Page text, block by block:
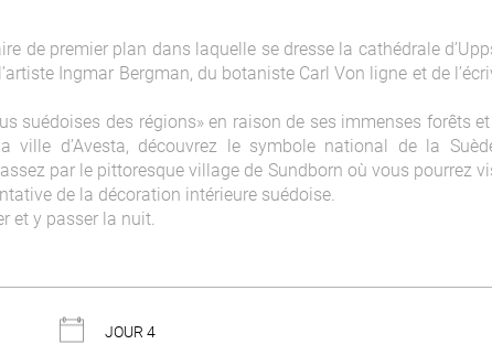
de premier plan dans laquelle se dresse la cathédrale
Ingmar Bergman, du botaniste Carl Von ligne et de
suédoises des régions» en raison de ses immenses forêts
ville d’Avesta, découvrez le symbole national de la
par le pittoresque village de Sundborn où vous pourrez
de la décoration intérieure suédoise.
et y passer la nuit.
JOUR 4